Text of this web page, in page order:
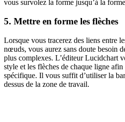
vous survolez la forme jusqu’à la
5. Mettre en forme les flèches
Lorsque vous tracerez des liens entre
nœuds, vous aurez sans doute besoin
plus complexes. L’éditeur Lucidchart
style et les flèches de chaque ligne
spécifique. Il vous suffit d’utiliser la
dessus de la zone de travail.